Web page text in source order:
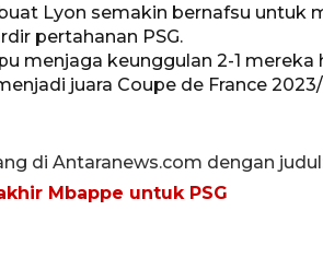
Lyon semakin bernafsu untuk
pertahanan PSG.
menjaga keunggulan 2-1
juara Coupe de France
di Antaranews.com dengan
Mbappe untuk PSG